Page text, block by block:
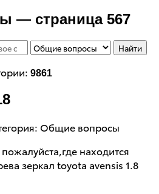
— страница 567
Найти
9861
Общие вопросы
находится
зеркал toyota avensis 1.8